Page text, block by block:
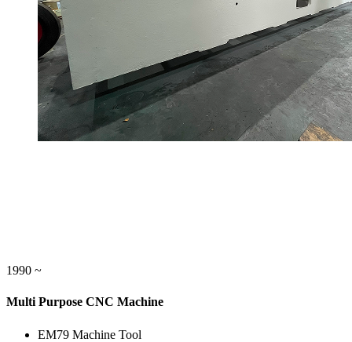
1990 ~
Multi Purpose CNC Machine
EM79 Machine Tool